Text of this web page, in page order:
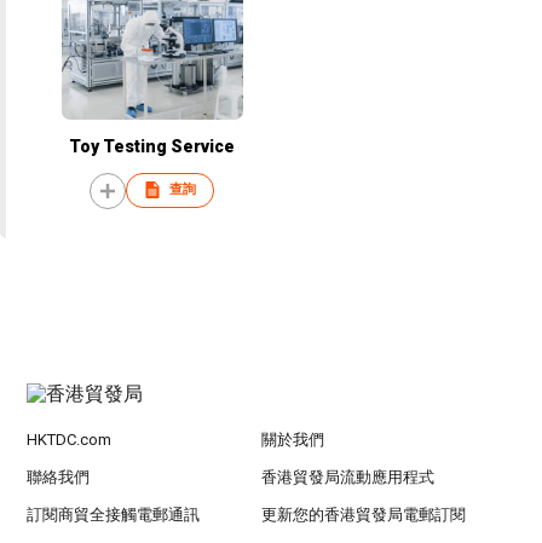
Toy Testing Service
查詢
HKTDC.com 關於我們
聯絡我們 香港貿發局流動應用程式
訂閱商貿全接觸電郵通訊 更新您的香港貿發局電郵訂閱